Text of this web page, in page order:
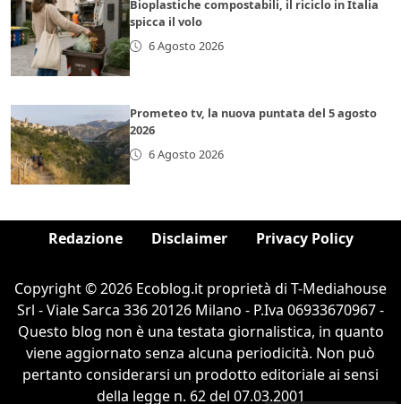
Bioplastiche compostabili, il riciclo in Italia
spicca il volo
6 Agosto 2026
Prometeo tv, la nuova puntata del 5 agosto
2026
6 Agosto 2026
Redazione Disclaimer Privacy Policy
Copyright © 2026 Ecoblog.it proprietà di T-Mediahouse
Srl - Viale Sarca 336 20126 Milano - P.Iva 06933670967 -
Questo blog non è una testata giornalistica, in quanto
viene aggiornato senza alcuna periodicità. Non può
pertanto considerarsi un prodotto editoriale ai sensi
della legge n. 62 del 07.03.2001